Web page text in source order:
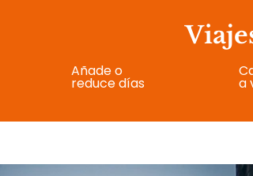
Añade o
reduce días a